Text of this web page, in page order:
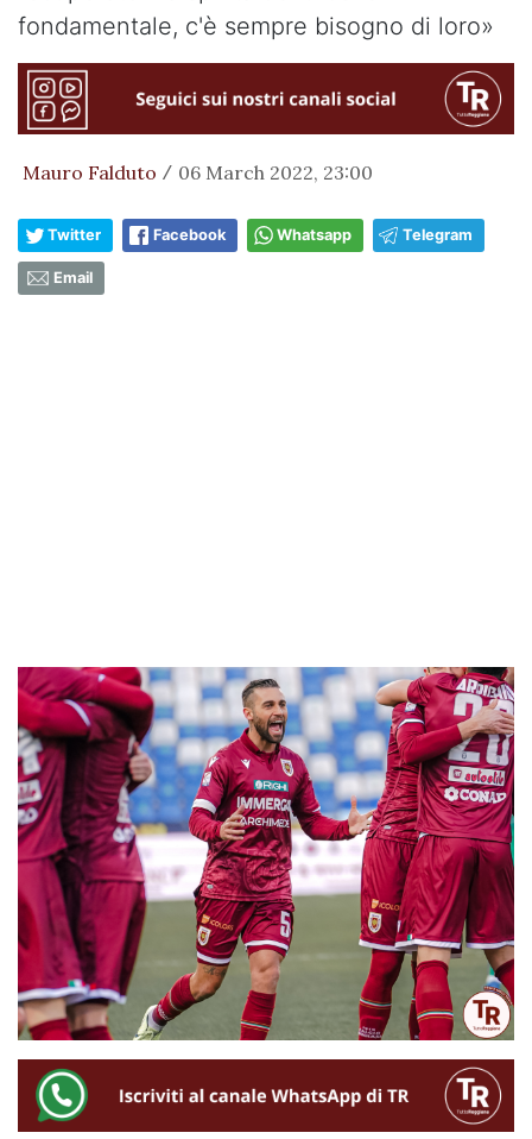
fondamentale, c'è sempre bisogno di loro»
Mauro Falduto / 06 March 2022, 23:00
Twitter Facebook Whatsapp Telegram
Email